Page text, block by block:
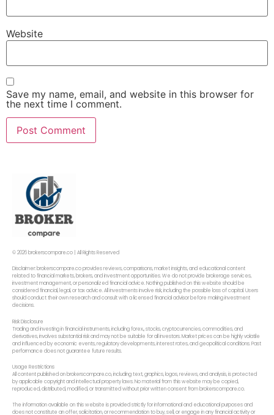
Website
Save my name, email, and website in this browser for
the next time I comment.
© 2026 brokerscompare.co | All Rights Reserved
Disclaimer: brokerscompare.co provides reviews, comparisons, market insights, and educational content
related to financial markets, brokers, and investment opportunities. We do not provide brokerage services,
investment management, or personalized financial advice. Nothing published on this website should be
considered financial, legal, or tax advice. All investments involve risk, including the possible loss of capital. Users
should conduct their own research and consult with a licensed financial advisor before making investment
decisions.
Risk Disclosure
Trading and investing in financial instruments, including forex,, stocks, cryptocurrencies, commodities, and
derivatives, involves substantial risk and may not be suitable for all investors. Market prices can be highly volatile
and influenced by economic events, regulatory developments, interest rates, and geopolitical conditions. Past
performance does not guarantee future results.
Usage Restrictions
All content published on brokerscompare.co, including text, graphics, logos, reviews, and analysis, is protected
by applicable copyright and intellectual property laws. No material from this website may be copied,
reproduced, distributed, modified, or transmitted without prior written consent from brokerscompare.co.
The information available on this website is provided strictly for informational and educational purposes and
does not constitute an offer, solicitation, or recommendation to buy, sell, or engage in any financial activity or